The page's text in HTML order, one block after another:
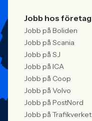
Jobb hos företag
Jobb på Boliden
Jobb på Scania
Jobb på SJ
Jobb på ICA
Jobb på Coop
Jobb på Volvo
Jobb på PostNord
Jobb på Trafikverket